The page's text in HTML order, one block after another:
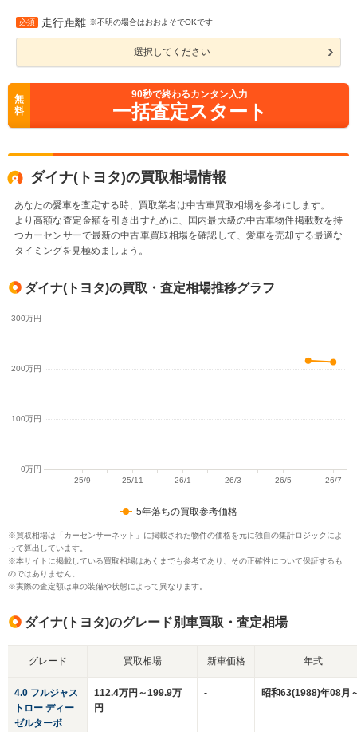
必須 走行距離 ※不明の場合はおおよそでOKです
選択してください
無
料
90秒で終わるカンタン入力
一括査定スタート
ダイナ(トヨタ)の買取相場情報
あなたの愛車を査定する時、買取業者は中古車買取相場を参考にします。
より高額な査定金額を引き出すために、国内最大級の中古車物件掲載数を持
つカーセンサーで最新の中古車買取相場を確認して、愛車を売却する最適な
タイミングを見極めましょう。
ダイナ(トヨタ)の買取・査定相場推移グラフ
5年落ちの買取参考価格
※買取相場は「カーセンサーネット」に掲載された物件の価格を元に独自の集計ロジックによ
って算出しています。
※本サイトに掲載している買取相場はあくまでも参考であり、その正確性について保証するも
のではありません。
※実際の査定額は車の装備や状態によって異なります。
ダイナ(トヨタ)のグレード別車買取・査定相場
グレード 買取相場 新車価格 年式
4.0 フルジャス
トロー ディー
ゼルターボ
112.4万円～199.9万
円
- 昭和63(1988)年08月